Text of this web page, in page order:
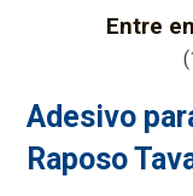
Entre
Adesivo
Raposo